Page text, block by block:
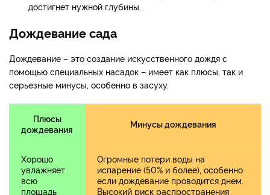
достигнет нужной глубины.
Дождевание сада
Дождевание – это создание искусственного дождя с
помощью специальных насадок – имеет как плюсы, так и
серьезные минусы, особенно в засуху.
Плюсы
дождевания
Минусы дождевания
Хорошо
увлажняет
всю
площадь
Огромные потери воды на
испарение (50% и более), особенно
если дождевание проводится днем.
Высокий риск распространения